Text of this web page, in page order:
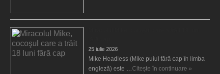
25 iulie 2026
Mike Headless (Mike puiul fără cap în limba
engleză) este … Citește în continuare »